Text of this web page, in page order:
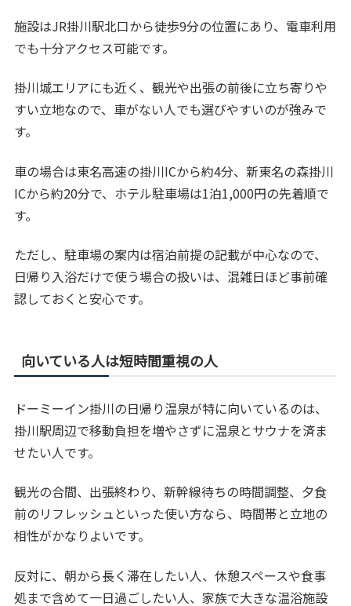
施設はJR掛川駅北口から徒歩9分の位置にあり、電車利用
でも十分アクセス可能です。
掛川城エリアにも近く、観光や出張の前後に立ち寄りや
すい立地なので、車がない人でも選びやすいのが強みで
す。
車の場合は東名高速の掛川ICから約4分、新東名の森掛川
ICから約20分で、ホテル駐車場は1泊1,000円の先着順で
す。
ただし、駐車場の案内は宿泊前提の記載が中心なので、
日帰り入浴だけで使う場合の扱いは、混雑日ほど事前確
認しておくと安心です。
向いている人は短時間重視の人
ドーミーイン掛川の日帰り温泉が特に向いているのは、
掛川駅周辺で移動負担を増やさずに温泉とサウナを済ま
せたい人です。
観光の合間、出張終わり、新幹線待ちの時間調整、夕食
前のリフレッシュといった使い方なら、時間帯と立地の
相性がかなりよいです。
反対に、朝から長く滞在したい人、休憩スペースや食事
処まで含めて一日過ごしたい人、家族で大きな温浴施設